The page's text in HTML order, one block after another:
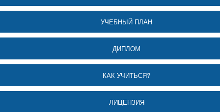
УЧЕБНЫЙ ПЛАН
ДИПЛОМ
КАК УЧИТЬСЯ?
ЛИЦЕНЗИЯ